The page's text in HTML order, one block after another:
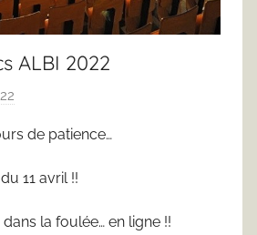
ALBI 2022
r de patience…
11 avril !!
la foulée… en ligne !!